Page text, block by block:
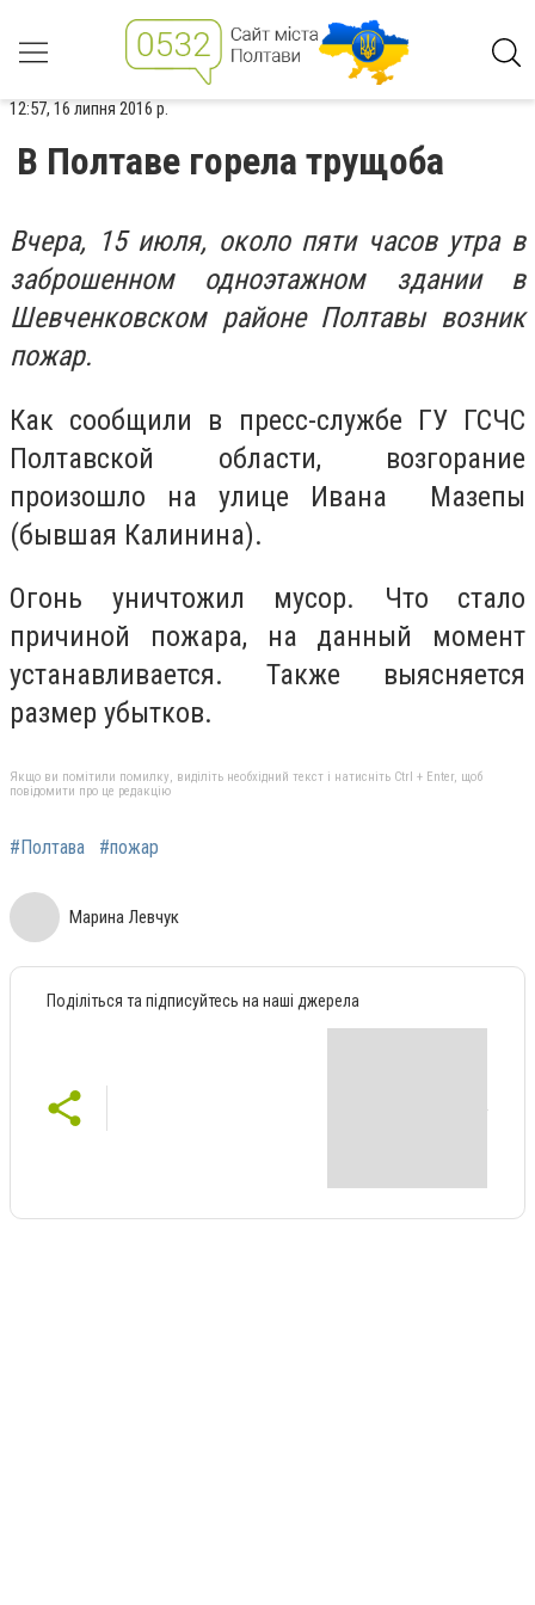
12:57, 16 липня 2016 р.
В Полтаве горела трущоба
Вчера, 15 июля, около пяти часов утра в
заброшенном одноэтажном здании в
Шевченковском районе Полтавы возник
пожар.
Как сообщили в пресс-службе ГУ ГСЧС
Полтавской области, возгорание
произошло на улице Ивана Мазепы
(бывшая Калинина).
Огонь уничтожил мусор. Что стало
причиной пожара, на данный момент
устанавливается. Также выясняется
размер убытков.
Якщо ви помітили помилку, виділіть необхідний текст і натисніть Ctrl + Enter, щоб
повідомити про це редакцію
#Полтава #пожар
Марина Левчук
Поділіться та підписуйтесь на наші джерела